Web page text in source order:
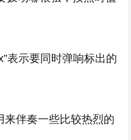
表示要同时弹响标出的
来伴奏一些比较热烈的